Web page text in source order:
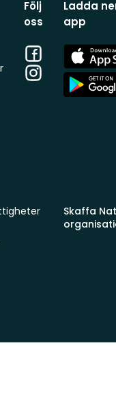
Följ
oss
Facebook
Instagram
Ladda
app
App
Store
App
Store
Skaffa